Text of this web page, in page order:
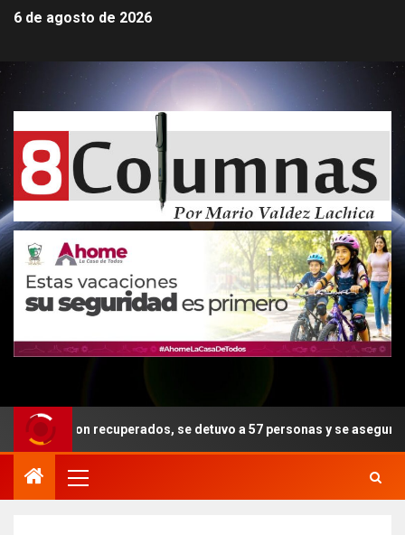
6 de agosto de 2026
recuperados, se detuvo a 57 personas y se aseguraron